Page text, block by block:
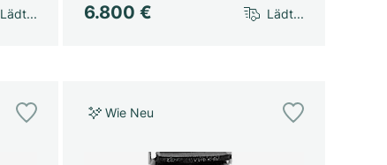
Lädt... 6.800 € Lädt...
Wie Neu